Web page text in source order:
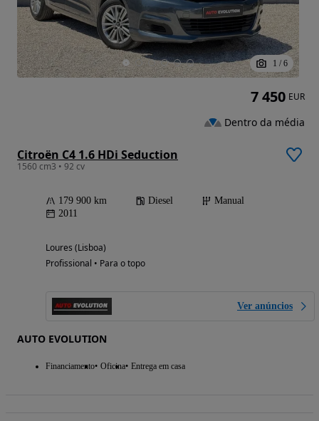
1 / 6
Citroën C4 1.6 HDi Seduction
1560 cm3 • 92 cv
179 900 km Diesel
Manual
2011
Loures (Lisboa)
Profissional • Para o topo
Ver anúncios
AUTO EVOLUTION
Financiamento Oficina Entrega em casa
7 450 EUR
Dentro da média